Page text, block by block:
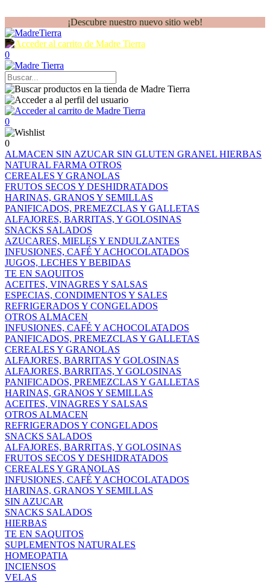
¡Descubre nuestro nuevo sitio web!
0
0
0
ALMACEN SIN AZUCAR SIN GLUTEN GRANEL HIERBAS
NATURAL FARMA OTROS
CEREALES Y GRANOLAS
FRUTOS SECOS Y DESHIDRATADOS
HARINAS, GRANOS Y SEMILLAS
PANIFICADOS, PREMEZCLAS Y GALLETAS
ALFAJORES, BARRITAS, Y GOLOSINAS
SNACKS SALADOS
AZUCARES, MIELES Y ENDULZANTES
INFUSIONES, CAFÉ Y ACHOCOLATADOS
JUGOS, LECHES Y BEBIDAS
TE EN SAQUITOS
ACEITES, VINAGRES Y SALSAS
ESPECIAS, CONDIMENTOS Y SALES
REFRIGERADOS Y CONGELADOS
OTROS ALMACEN
INFUSIONES, CAFÉ Y ACHOCOLATADOS
PANIFICADOS, PREMEZCLAS Y GALLETAS
CEREALES Y GRANOLAS
ALFAJORES, BARRITAS Y GOLOSINAS
ALFAJORES, BARRITAS, Y GOLOSINAS
PANIFICADOS, PREMEZCLAS Y GALLETAS
HARINAS, GRANOS Y SEMILLAS
ACEITES, VINAGRES Y SALSAS
OTROS ALMACEN
REFRIGERADOS Y CONGELADOS
SNACKS SALADOS
ALFAJORES, BARRITAS, Y GOLOSINAS
FRUTOS SECOS Y DESHIDRATADOS
CEREALES Y GRANOLAS
INFUSIONES, CAFÉ Y ACHOCOLATADOS
HARINAS, GRANOS Y SEMILLAS
SIN AZUCAR
SNACKS SALADOS
HIERBAS
TE EN SAQUITOS
SUPLEMENTOS NATURALES
HOMEOPATIA
INCIENSOS
VELAS